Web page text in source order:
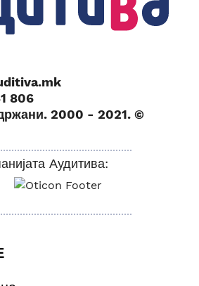
806
2000 - 2021. ©
Аудитива: